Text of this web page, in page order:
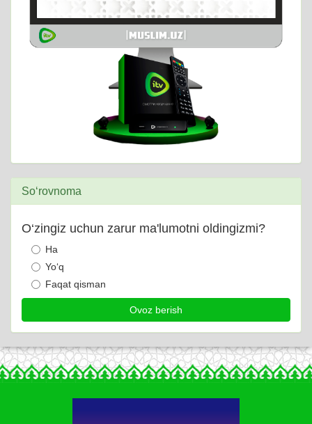
So‘rovnoma
O‘zingiz uchun zarur ma'lumotni oldingizmi?
Ha
Yo‘q
Faqat qisman